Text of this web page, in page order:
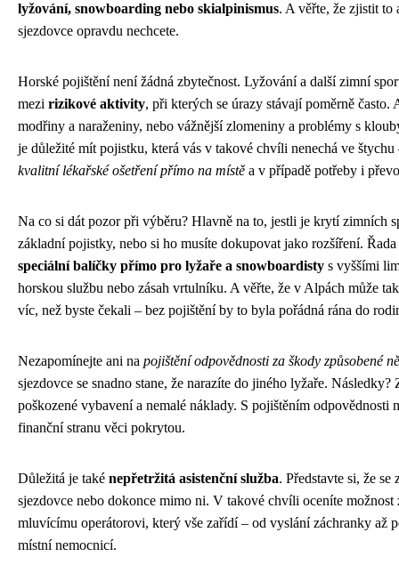
lyžování, snowboarding nebo skialpinismus. A věřte, že zjistit to
sjezdovce opravdu nechcete.
Horské pojištění není žádná zbytečnost. Lyžování a další zimní
mezi rizikové aktivity, při kterých se úrazy stávají poměrně často.
modřiny a naraženiny, nebo vážnější zlomeniny a problémy s
je důležité mít pojistku, která vás v takové chvíli nenechá ve štychu
kvalitní lékařské ošetření přímo na místě a v případě potřeby i
Na co si dát pozor při výběru? Hlavně na to, jestli je krytí zimních
základní pojistky, nebo si ho musíte dokupovat jako rozšíření.
speciální balíčky přímo pro lyžaře a snowboardisty s vyššími
horskou službu nebo zásah vrtulníku. A věřte, že v Alpách může
víc, než byste čekali – bez pojištění by to byla pořádná rána do
Nezapomínejte ani na pojištění odpovědnosti za škody způsobené
sjezdovce se snadno stane, že narazíte do jiného lyžaře. Následky?
poškozené vybavení a nemalé náklady. S pojištěním odpovědnosti
finanční stranu věci pokrytou.
Důležitá je také nepřetržitá asistenční služba. Představte si, že se
sjezdovce nebo dokonce mimo ni. V takové chvíli oceníte možnost
mluvícímu operátorovi, který vše zařídí – od vyslání záchranky až
místní nemocnicí.